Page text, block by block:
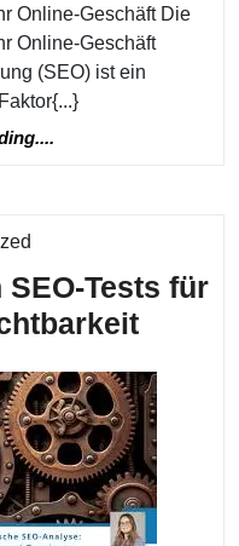
Online-Geschäft Die
Online-Geschäft
(SEO) ist ein
Tests für
Die
von
SEO-
Tests
für